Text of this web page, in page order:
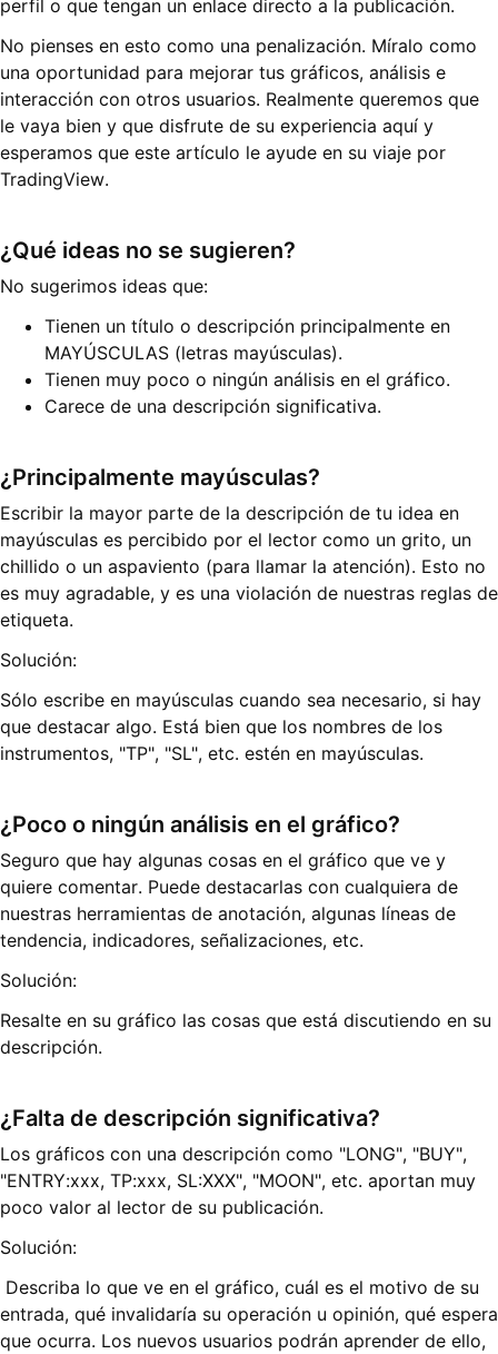
perfil o que tengan un enlace directo a la publicación.
No pienses en esto como una penalización. Míralo como
una oportunidad para mejorar tus gráficos, análisis e
interacción con otros usuarios. Realmente queremos que
le vaya bien y que disfrute de su experiencia aquí y
esperamos que este artículo le ayude en su viaje por
TradingView.
¿Qué ideas no se sugieren?
No sugerimos ideas que:
Tienen un título o descripción principalmente en
MAYÚSCULAS (letras mayúsculas).
Tienen muy poco o ningún análisis en el gráfico.
Carece de una descripción significativa.
¿Principalmente mayúsculas?
Escribir la mayor parte de la descripción de tu idea en
mayúsculas es percibido por el lector como un grito, un
chillido o un aspaviento (para llamar la atención). Esto no
es muy agradable, y es una violación de nuestras reglas de
etiqueta.
Solución:
Sólo escribe en mayúsculas cuando sea necesario, si hay
que destacar algo. Está bien que los nombres de los
instrumentos, "TP", "SL", etc. estén en mayúsculas.
¿Poco o ningún análisis en el gráfico?
Seguro que hay algunas cosas en el gráfico que ve y
quiere comentar. Puede destacarlas con cualquiera de
nuestras herramientas de anotación, algunas líneas de
tendencia, indicadores, señalizaciones, etc.
Solución:
Resalte en su gráfico las cosas que está discutiendo en su
descripción.
¿Falta de descripción significativa?
Los gráficos con una descripción como "LONG", "BUY",
"ENTRY:xxx, TP:xxx, SL:XXX", "MOON", etc. aportan muy
poco valor al lector de su publicación.
Solución:
Describa lo que ve en el gráfico, cuál es el motivo de su
entrada, qué invalidaría su operación u opinión, qué espera
que ocurra. Los nuevos usuarios podrán aprender de ello,